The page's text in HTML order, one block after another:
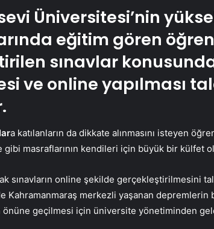
Üniversitesi’nin
eğitim gören
sınavlar
ve online yapılması
a katılanların da dikkate alınmasını isteyen
gibi masraflarının kendileri için büyük bir külfet
sınavların online şekilde gerçekleştirilmesini
Kahramanmaraş merkezli yaşanan depremlerin
önüne geçilmesi için üniversite yönetiminden